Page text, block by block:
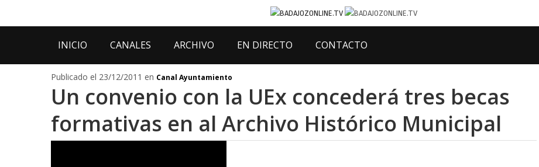
INICIO CANALES ARCHIVO EN DIRECTO CONTACTO
Publicado el 23/12/2011 en Canal Ayuntamiento
Un convenio con la UEx concederá tres becas
formativas en al Archivo Histórico Municipal